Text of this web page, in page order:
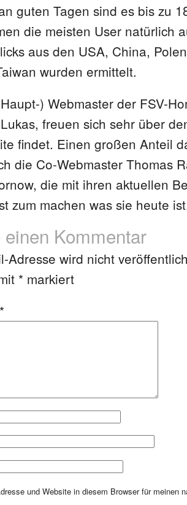
guten Tagen sind es bis zu
die meisten User natürlich
aus den USA, China,
wurden ermittelt.
) Webmaster der FSV-
freuen sich sehr über
findet. Einen großen Anteil
die Co-Webmaster Thomas
die mit ihren aktuellen
zum machen was sie heute
Kommentar
Adresse wird nicht
* markiert
*
und Website in diesem Browser für meinen